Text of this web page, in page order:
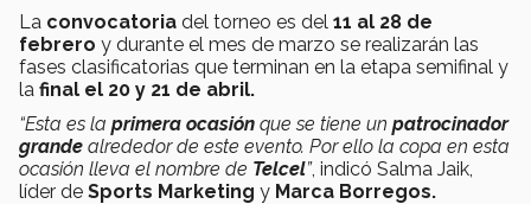
La convocatoria del torneo es del 11 al 28 de
febrero y durante el mes de marzo se realizarán las
fases clasificatorias que terminan en la etapa semifinal y
la final el 20 y 21 de abril.
“Esta es la primera ocasión que se tiene un patrocinador
grande alrededor de este evento. Por ello la copa en esta
ocasión lleva el nombre de Telcel”, indicó Salma Jaik,
líder de Sports Marketing y Marca Borregos.